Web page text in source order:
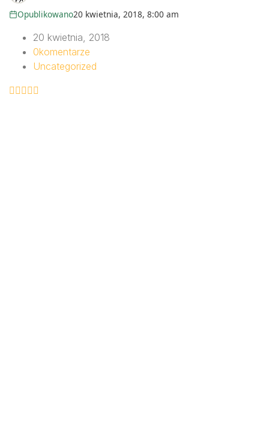
Opublikowano20 kwietnia, 2018, 8:00 am
20 kwietnia, 2018
0komentarze
Uncategorized